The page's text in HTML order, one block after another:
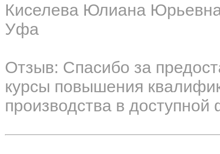
Киселева Юлиана
Уфа
Отзыв: Спасибо за
курсы повышения
производства в